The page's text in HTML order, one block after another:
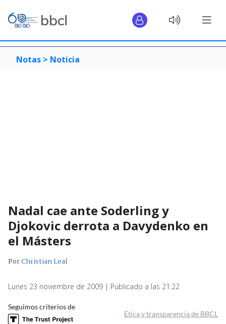
Notas > Noticia
Nadal cae ante Soderling y
Djokovic derrota a Davydenko en
el Másters
PorChristian Leal
Lunes 23 noviembre de 2009 | Publicado a las 21:22
Seguimos criterios de
Ética y transparencia de BBCL